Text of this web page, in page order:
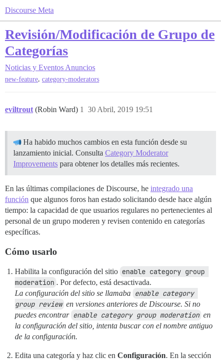
Discourse Meta
Revisión/Modificación de Grupo de
Categorías
Noticias y Eventos Anuncios
new-feature, category-moderators
eviltrout (Robin Ward) 30 Abril, 2019 19:51
1
Ha habido muchos cambios en esta función desde su
lanzamiento inicial. Consulta Category Moderator
Improvements para obtener los detalles más recientes.
En las últimas compilaciones de Discourse, he integrado una
función que algunos foros han estado solicitando desde hace algún
tiempo: la capacidad de que usuarios regulares no pertenecientes al
personal de un grupo moderen y revisen contenido en categorías
específicas.
Cómo usarlo
Habilita la configuración del sitio enable category group
moderation . Por defecto, está desactivada.
La configuración del sitio se llamaba enable category
group review en versiones anteriores de Discourse. Si no
puedes encontrar enable category group moderation en
la configuración del sitio, intenta buscar con el nombre antiguo
de la configuración.
Edita una categoría y haz clic en Configuración. En la sección